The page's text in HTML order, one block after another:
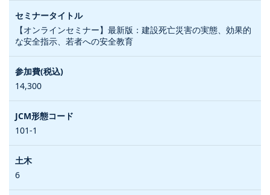
【オンラインセミナー】最新版：建設死亡災害の実態、効果的
な安全指示、若者への安全教育
14,300
101-1
6